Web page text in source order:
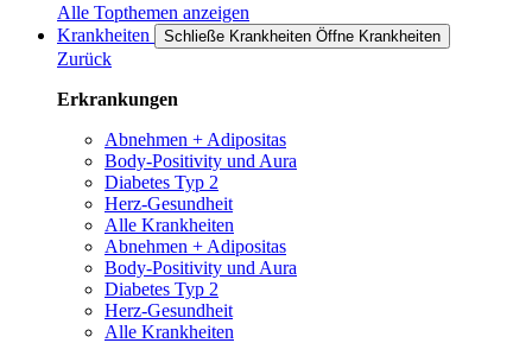
Alle Topthemen anzeigen
Krankheiten
Schließe Krankheiten Öffne Krankheiten
Zurück
Erkrankungen
Abnehmen + Adipositas
Body-Positivity und Aura
Diabetes Typ 2
Herz-Gesundheit
Alle Krankheiten
Abnehmen + Adipositas
Body-Positivity und Aura
Diabetes Typ 2
Herz-Gesundheit
Alle Krankheiten